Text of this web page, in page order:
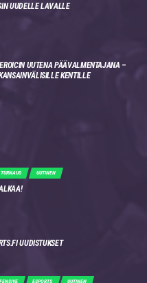
UUDELLE LAVALLE
UUTENA PÄÄVALMENTAJANA –
KENTILLE
TURNAUS UUTINEN
UUDISTUKSET
ESPORTS UUTINEN